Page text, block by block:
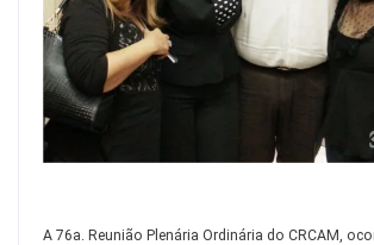
A 76a. Reunião Plenária Ordinária do CRCAM,